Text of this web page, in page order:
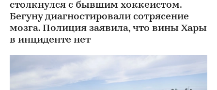
столкнулся с бывшим хоккеистом.
Бегуну диагностировали сотрясение
мозга. Полиция заявила, что вины Хары
в инциденте нет